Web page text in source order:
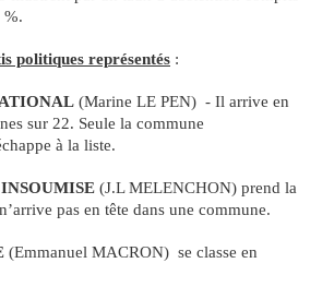
%.
politiques représentés :
(Marine LE PEN) - Il arrive en
sur 22. Seule la commune
à la liste.
(J.L MELENCHON) prend la
pas en tête dans une commune.
(Emmanuel MACRON) se classe en